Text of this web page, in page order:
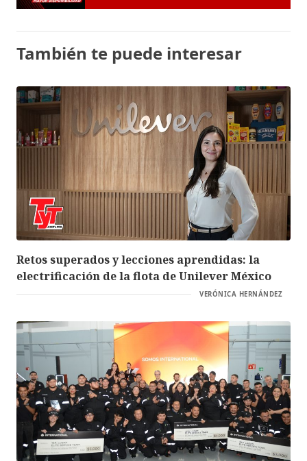
También te puede interesar
Retos superados y lecciones aprendidas: la
electrificación de la flota de Unilever México
VERÓNICA HERNÁNDEZ